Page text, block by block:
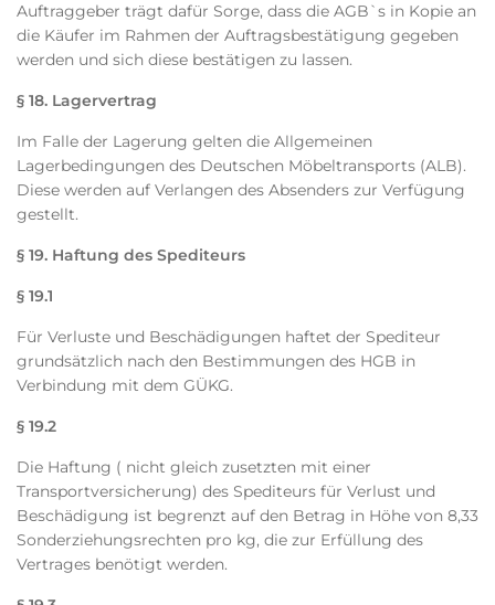
Auftraggeber trägt dafür Sorge, dass die AGB`s in Kopie an
die Käufer im Rahmen der Auftragsbestätigung gegeben
werden und sich diese bestätigen zu lassen.
§ 18. Lagervertrag
Im Falle der Lagerung gelten die Allgemeinen
Lagerbedingungen des Deutschen Möbeltransports (ALB).
Diese werden auf Verlangen des Absenders zur Verfügung
gestellt.
§ 19. Haftung des Spediteurs
§ 19.1
Für Verluste und Beschädigungen haftet der Spediteur
grundsätzlich nach den Bestimmungen des HGB in
Verbindung mit dem GÜKG.
§ 19.2
Die Haftung ( nicht gleich zusetzten mit einer
Transportversicherung) des Spediteurs für Verlust und
Beschädigung ist begrenzt auf den Betrag in Höhe von 8,33
Sonderziehungsrechten pro kg, die zur Erfüllung des
Vertrages benötigt werden.